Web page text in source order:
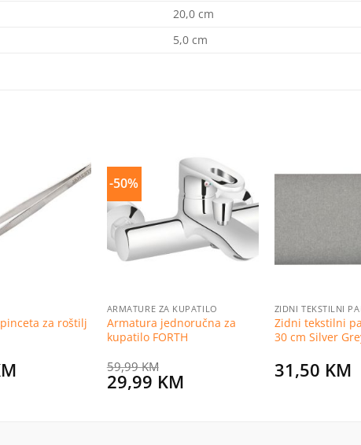
20,0 cm
5,0 cm
Dodaj
na
za roštilj
-50%
Dodaj
listu
želja
ARMATURE ZA KUPATILO
Armatura jednoručna za
kupatilo FORTH
59,99KM
Original
price
29,99 KMCurrent
ZIDNI TEKSTILNI
Zidni tekstilni
30 cm Silver
31,50 KM